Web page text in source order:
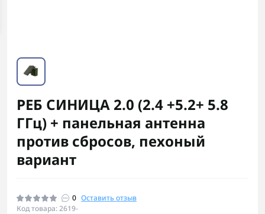
РЕБ СИНИЦА 2.0 (2.4 +5.2+ 5.8
ГГц) + панельная антенна
против сбросов, пехоный
вариант
0 Оставить отзыв
Код товара: 2619-